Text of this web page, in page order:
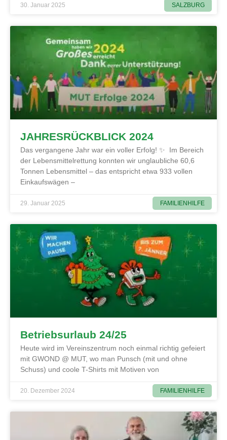
SALZBURG
30. Januar 2025
FAMILIENHILFE
JAHRESRÜCKBLICK 2024
Das vergangene Jahr war ein voller Erfolg! ✨ Im Bereich
der Lebensmittelrettung konnten wir unglaubliche 60,6
Tonnen Lebensmittel – das entspricht etwa 933 vollen
Einkaufswägen –
29. Januar 2025
FAMILIENHILFE
Betriebsurlaub 24/25
Heute wird im Vereinszentrum noch einmal richtig gefeiert
mit GWOND @ MUT, wo man Punsch (mit und ohne
Schuss) und coole T-Shirts mit Motiven von
20. Dezember 2024